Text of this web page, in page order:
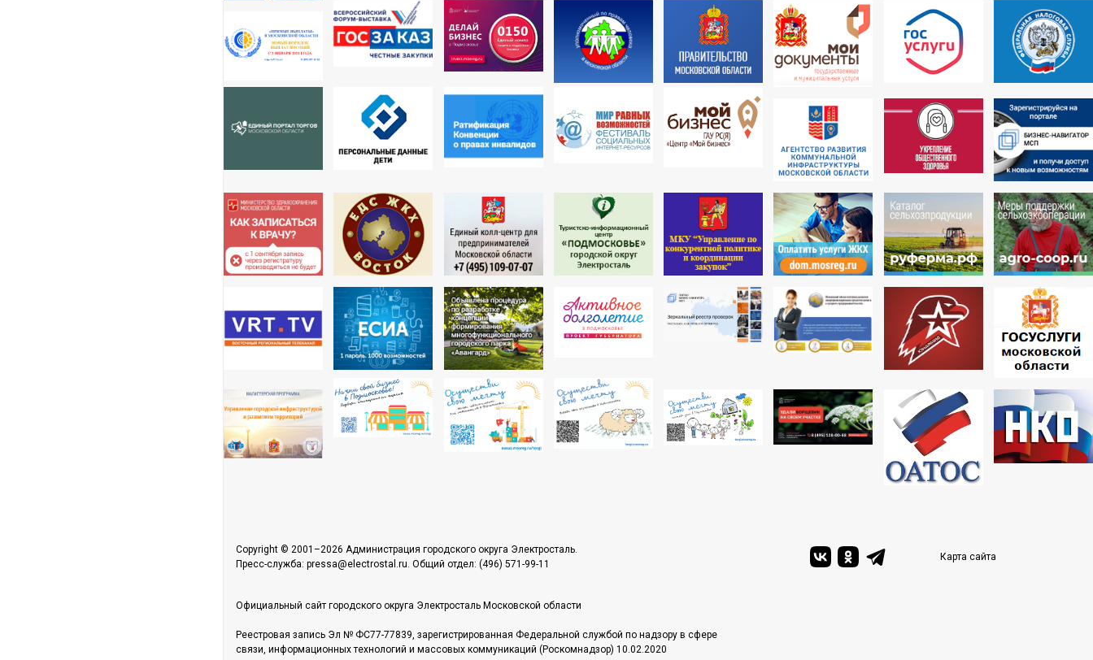
Copyright © 2001–2026 Администрация городского округа Электросталь.
Пресс-служба: pressa@electrostal.ru. Общий отдел: (496) 571-99-11
Карта сайта
Официальный сайт городского округа Электросталь Московской области
Реестровая запись Эл № ФС77-77839, зарегистрированная Федеральной службой по надзору в сфере
связи, информационных технологий и массовых коммуникаций (Роскомнадзор) 10.02.2020